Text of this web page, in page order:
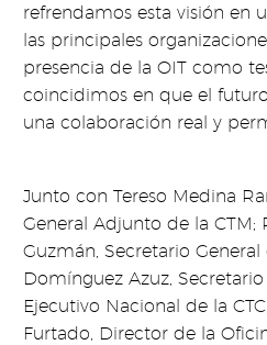
refrendamos esta visión en
las principales
presencia de la OIT como
coincidimos en que el
una colaboración real y
Junto con Tereso Medina
General Adjunto de la CTM;
Guzmán, Secretario General
Domínguez Azuz,
Ejecutivo Nacional de la
Furtado, Director de la